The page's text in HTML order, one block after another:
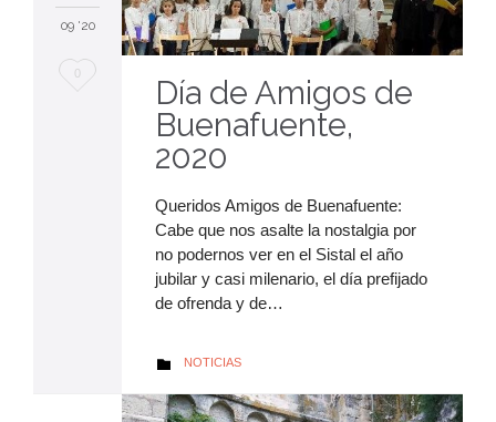
09 '20
Me
0
Día de Amigos de
Buenafuente,
2020
Queridos Amigos de Buenafuente:
Cabe que nos asalte la nostalgia por
no podernos ver en el Sistal el año
jubilar y casi milenario, el día prefijado
de ofrenda y de…
 AUTOR
NOTICIAS